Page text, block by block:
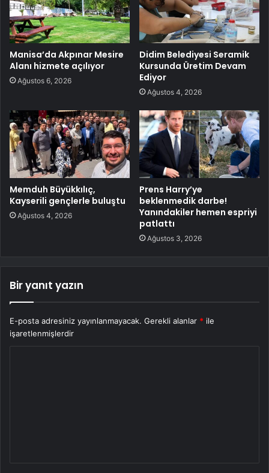
Manisa’da Akpınar Mesire
Alanı hizmete açılıyor
Ağustos 6, 2026
Didim Belediyesi Seramik
Kursunda Üretim Devam
Ediyor
Ağustos 4, 2026
Memduh Büyükkılıç,
Kayserili gençlerle buluştu
Ağustos 4, 2026
Prens Harry’ye
beklenmedik darbe!
Yanındakiler hemen espriyi
patlattı
Ağustos 3, 2026
Bir yanıt yazın
E-posta adresiniz yayınlanmayacak. Gerekli alanlar * ile
işaretlenmişlerdir